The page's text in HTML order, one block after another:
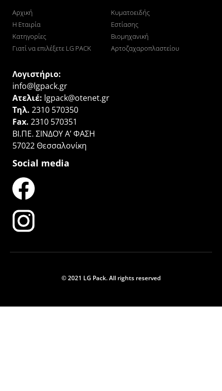
Αρχική
Η Εταιρία
Κατηγορίες
Γιατί να επιλέξετε LG PACK
Κυματοειδής
Εστίασης
Βιομηχανική
Αρτοζαχαροπλαστείου
Λογιστήριο:
info@lgpack.gr
Ατελιέ: lgpack@otenet.gr
Τηλ. 2310 570350
Fax. 2310 570351
ΒΙ.ΠΕ. ΣΙΝΔΟΥ Α’ ΦΑΣΗ
57022 Θεσσαλονίκη
Social media
© 2021 LG Pack. All rights reserved